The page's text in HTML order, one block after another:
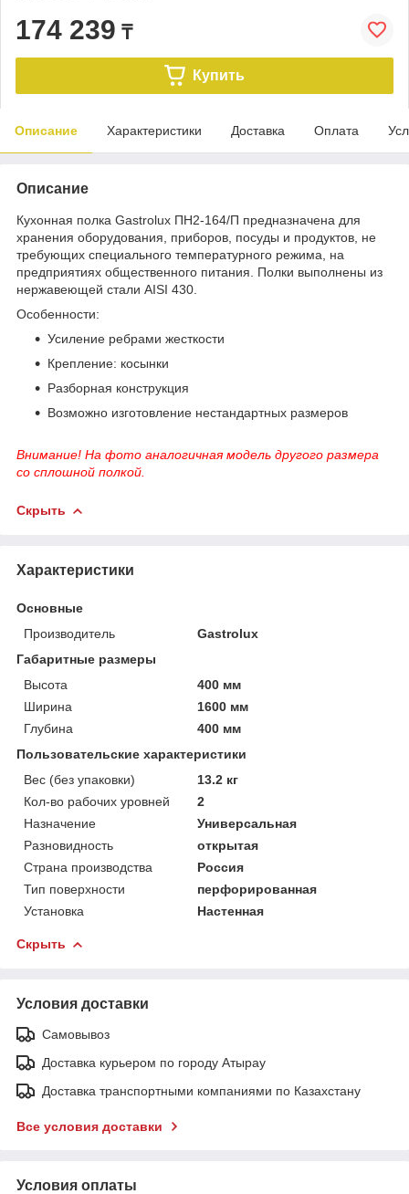
174 239 ₸
Купить
Описание Характеристики Доставка Оплата
Описание
Кухонная полка Gastrolux ПН2-164/П предназначена для
хранения оборудования, приборов, посуды и продуктов, не
требующих специального температурного режима, на
предприятиях общественного питания. Полки выполнены из
нержавеющей стали AISI 430.
Особенности:
Усиление ребрами жесткости
Крепление: косынки
Разборная конструкция
Возможно изготовление нестандартных размеров
Внимание! На фото аналогичная модель другого размера
со сплошной полкой.
Скрыть
Характеристики
Основные
Производитель
Gastrolux
Габаритные размеры
Высота
400 мм
Ширина
1600 мм
Глубина
400 мм
Пользовательские характеристики
Вес (без упаковки)
13.2 кг
Кол-во рабочих уровней
2
Назначение
Универсальная
Разновидность
открытая
Страна производства
Россия
Тип поверхности
перфорированная
Установка
Настенная
Скрыть
Условия доставки
Самовывоз
Доставка курьером по городу Атырау
Доставка транспортными компаниями по Казахстану
Все условия доставки
Условия оплаты